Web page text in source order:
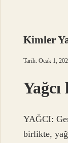
Kimler
Tarih: Ocak 1,
YAĞCI:
birlikte,